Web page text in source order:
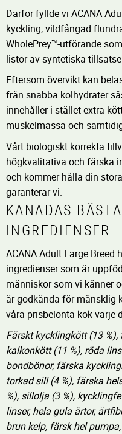
Därför fyllde vi ACANA
kyckling, vildfångad
WholePrey™-utförande
listor av syntetiska
Eftersom övervikt kan
från snabba kolhydrater
innehåller i stället extra
muskelmassa och
Vårt biologiskt korrekta
högkvalitativa och färska
och kommer hålla din
garanterar vi.
KANADAS
INGREDIENSER
ACANA Adult Large Breed
ingredienser som är
människor som vi känner
är godkända för mänsklig
våra prisbelönta kök varje
Färskt kycklingkött (13
kalkonkött (11 %), röda
bondbönor, färska
torkad sill (4 %), färska
%), sillolja (3 %),
linser, hela gula ärtor,
brun kelp, färsk hel